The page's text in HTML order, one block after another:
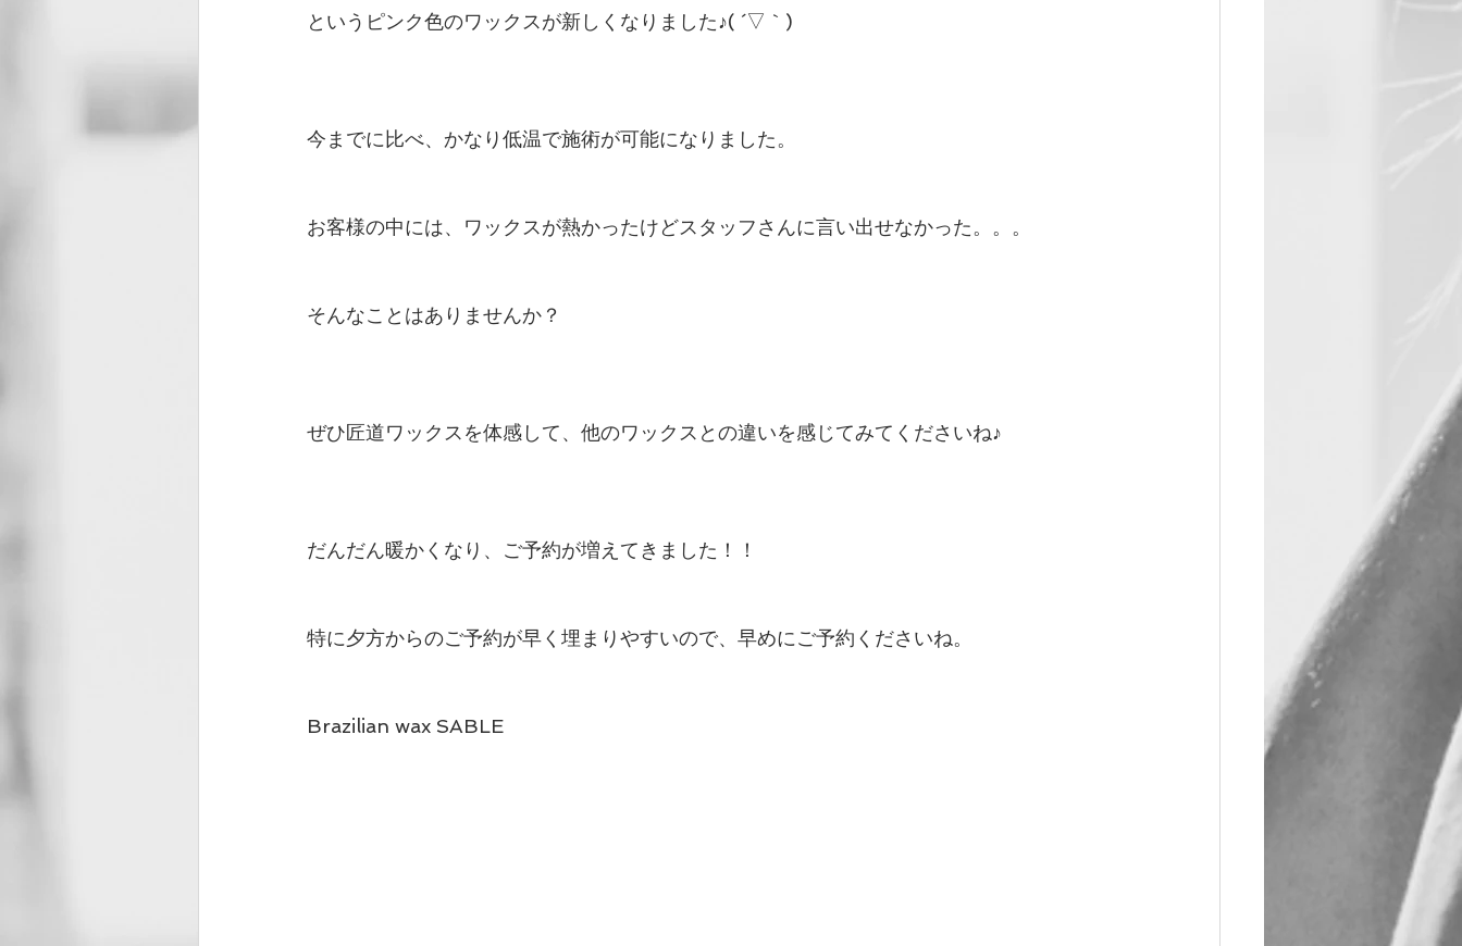
というピンク色のワックスが新しくなりました♪( ´▽｀)
今までに比べ、かなり低温で施術が可能になりました。
お客様の中には、ワックスが熱かったけどスタッフさんに言い出せなかった。。。
そんなことはありませんか？
ぜひ匠道ワックスを体感して、他のワックスとの違いを感じてみてくださいね♪
だんだん暖かくなり、ご予約が増えてきました！！
特に夕方からのご予約が早く埋まりやすいので、早めにご予約くださいね。
Brazilian wax SABLE